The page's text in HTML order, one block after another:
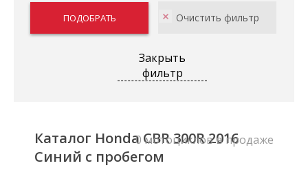
Закрыть
фильтр
Каталог Honda CBR 300R 2016
Синий с пробегом
0 мотоциклов в продаже